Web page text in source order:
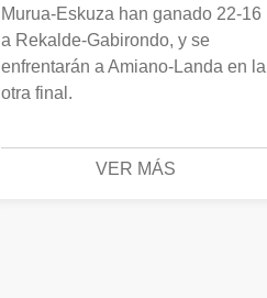
Murua-Eskuza han ganado 22-16
a Rekalde-Gabirondo, y se
enfrentarán a Amiano-Landa en la
otra final.
VER MÁS